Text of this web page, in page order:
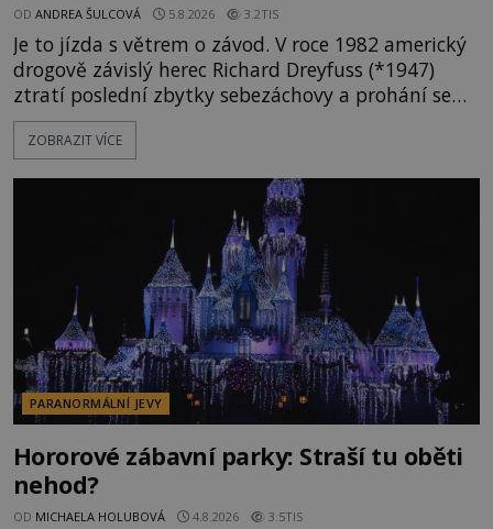
OD ANDREA ŠULCOVÁ 5.8.2026 3.2TIS
Je to jízda s větrem o závod. V roce 1982 americký
drogově závislý herec Richard Dreyfuss (*1947)
ztratí poslední zbytky sebezáchovy a prohání se
po silnicích ve svém mercedesu jako utržený ze
řetězu. Vše vyvrcholí katastrofou, když to Dreyfuss
následně nalezne schovaný kokain. Tímto
momentem se slavnému
ZOBRAZIT VÍCE
PARANORMÁLNÍ JEVY
Hororové zábavní parky: Straší tu oběti
nehod?
OD MICHAELA HOLUBOVÁ 4.8.2026 3.5TIS